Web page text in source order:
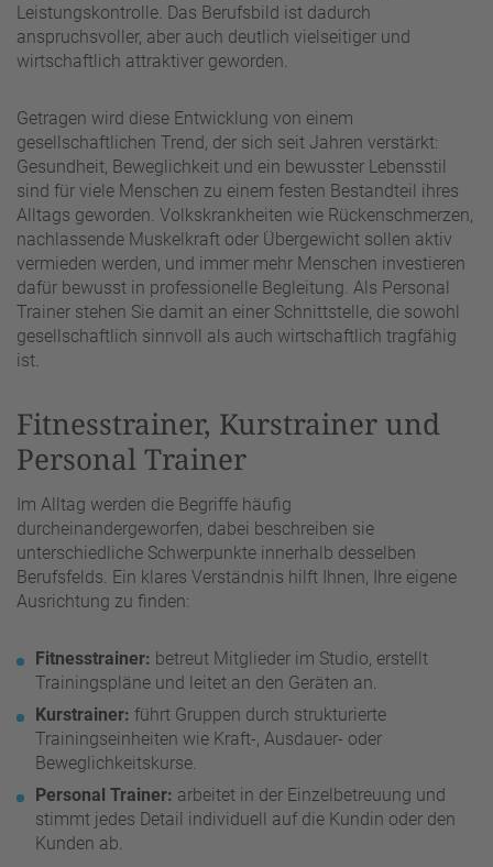
Leistungskontrolle. Das Berufsbild ist dadurch
anspruchsvoller, aber auch deutlich vielseitiger und
wirtschaftlich attraktiver geworden.
Getragen wird diese Entwicklung von einem
gesellschaftlichen Trend, der sich seit Jahren verstärkt:
Gesundheit, Beweglichkeit und ein bewusster Lebensstil
sind für viele Menschen zu einem festen Bestandteil ihres
Alltags geworden. Volkskrankheiten wie Rückenschmerzen,
nachlassende Muskelkraft oder Übergewicht sollen aktiv
vermieden werden, und immer mehr Menschen investieren
dafür bewusst in professionelle Begleitung. Als Personal
Trainer stehen Sie damit an einer Schnittstelle, die sowohl
gesellschaftlich sinnvoll als auch wirtschaftlich tragfähig
ist.
Fitnesstrainer, Kurstrainer und
Personal Trainer
Im Alltag werden die Begriffe häufig
durcheinandergeworfen, dabei beschreiben sie
unterschiedliche Schwerpunkte innerhalb desselben
Berufsfelds. Ein klares Verständnis hilft Ihnen, Ihre eigene
Ausrichtung zu finden:
Fitnesstrainer: betreut Mitglieder im Studio, erstellt
Trainingspläne und leitet an den Geräten an.
Kurstrainer: führt Gruppen durch strukturierte
Trainingseinheiten wie Kraft-, Ausdauer- oder
Beweglichkeitskurse.
Personal Trainer: arbeitet in der Einzelbetreuung und
stimmt jedes Detail individuell auf die Kundin oder den
Kunden ab.